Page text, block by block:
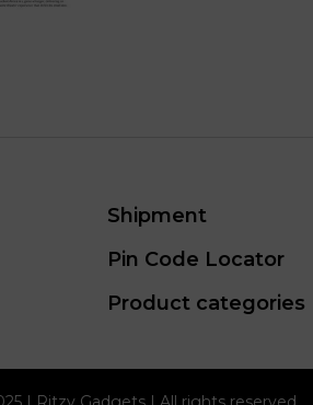
Shipment
Pin Code Locator
Product categories